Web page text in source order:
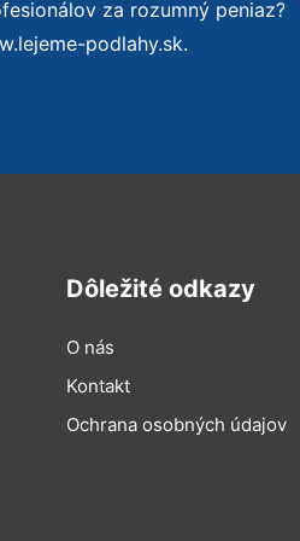
za rozumný peniaz?
podlahy.sk.
Dôležité odkazy
O nás
Kontakt
Ochrana osobných údajov